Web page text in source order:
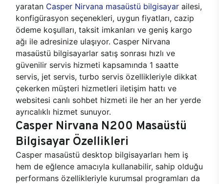
yaratan Casper Nirvana masaüstü bilgisayar ailesi,
konfigürasyon seçenekleri, uygun fiyatları, cazip
ödeme koşulları, taksit imkanları ve geniş kargo
ağı ile adresinize ulaşıyor. Casper Nirvana
masaüstü bilgisayarlar satış sonrası hızlı ve
güvenilir servis hizmeti kapsamında 1 saatte
servis, jet servis, turbo servis özellikleriyle dikkat
çekerken müşteri hizmetleri iletişim hattı ve
websitesi canlı sohbet hizmeti ile her an her yerde
ayrıcalıklı hizmet sunuyor.
Casper Nirvana N200 Masaüstü
Bilgisayar Özellikleri
Casper masaüstü desktop bilgisayarları hem iş
hem de eğlence amacıyla kullanabilir, sahip olduğu
performans özellikleriyle kurumsal programları da